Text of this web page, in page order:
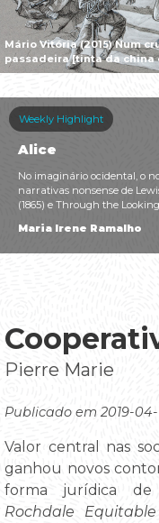
Mário Vitória (2015) Num
passadeira [tinta da china
Weekly Highlight
Alice
No imaginário ocidental, o
narrativas nonsense de
(1865) e Through the Looking
Maria Irene Ramalho
Pierre Marie
Publicado em 2019-04-
Valor central nas
ganhou novos
forma jurídica de
Rochdale